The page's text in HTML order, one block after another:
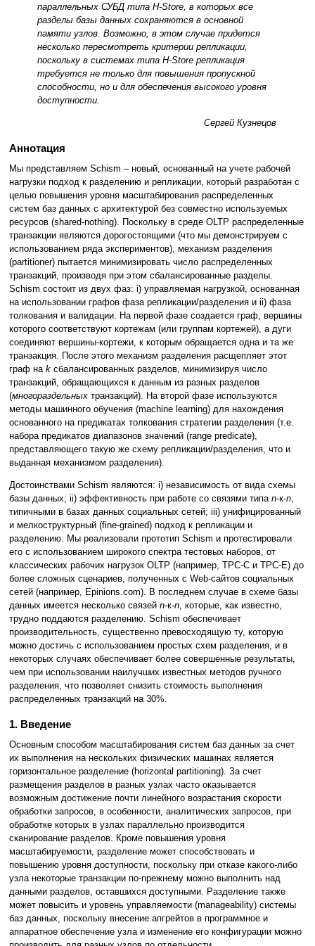
параллельных СУБД типа H-Store, в которых все
разделы базы данных сохраняются в основной
памяти узлов. Возможно, в этом случае придется
несколько пересмотреть критерии репликации,
поскольку в системах типа H-Store репликация
требуется не только для повышения пропускной
способности, но и для обеспечения высокого уровня
доступности.
Сергей Кузнецов
Аннотация
Мы представляем Schism – новый, основанный на учете рабочей
нагрузки подход к разделению и репликации, который разработан с
целью повышения уровня масштабирования распределенных
систем баз данных с архитектурой без совместно используемых
ресурсов (shared-nothing). Поскольку в среде OLTP распределенные
транзакции являются дорогостоящими (что мы демонстрируем с
использованием ряда экспериментов), механизм разделения
(partitioner) пытается минимизировать число распределенных
транзакций, производя при этом сбалансированные разделы.
Schism состоит из двух фаз: i) управляемая нагрузкой, основанная
на использовании графов фаза репликации/разделения и ii) фаза
толкования и валидации. На первой фазе создается граф, вершины
которого соответствуют кортежам (или группам кортежей), а дуги
соединяют вершины-кортежи, к которым обращается одна и та же
транзакция. После этого механизм разделения расщепляет этот
граф на k сбалансированных разделов, минимизируя число
транзакций, обращающихся к данным из разных разделов
(многораздельных транзакций). На второй фазе используются
методы машинного обучения (machine learning) для нахождения
основанного на предикатах толкования стратегии разделения (т.е.
набора предикатов диапазонов значений (range predicate),
представляющего такую же схему репликации/разделения, что и
выданная механизмом разделения).
Достоинствами Schism являются: i) независимость от вида схемы
базы данных; ii) эффективность при работе со связями типа n-к-n,
типичными в базах данных социальных сетей; iii) унифицированный
и мелкоструктурный (fine-grained) подход к репликации и
разделению. Мы реализовали прототип Schism и протестировали
его с использованием широкого спектра тестовых наборов, от
классических рабочих нагрузок OLTP (например, TPC-C и TPC-E) до
более сложных сценариев, полученных с Web-сайтов социальных
сетей (например, Epinions.com). В последнем случае в схеме базы
данных имеется несколько связей n-к-n, которые, как известно,
трудно поддаются разделению. Schism обеспечивает
производительность, существенно превосходящую ту, которую
можно достичь с использованием простых схем разделения, и в
некоторых случаях обеспечивает более совершенные результаты,
чем при использовании наилучших известных методов ручного
разделения, что позволяет снизить стоимость выполнения
распределенных транзакций на 30%.
1. Введение
Основным способом масштабирования систем баз данных за счет
их выполнения на нескольких физических машинах является
горизонтальное разделение (horizontal partitioning). За счет
размещения разделов в разных узлах часто оказывается
возможным достижение почти линейного возрастания скорости
обработки запросов, в особенности, аналитических запросов, при
обработке которых в узлах параллельно производится
сканирование разделов. Кроме повышения уровня
масштабируемости, разделение может способствовать и
повышению уровня доступности, поскольку при отказе какого-либо
узла некоторые транзакции по-прежнему можно выполнить над
данными разделов, оставшихся доступными. Разделение также
может повысить и уровень управляемости (manageability) системы
баз данных, поскольку внесение апгрейтов в программное и
аппаратное обеспечение узла и изменение его конфигурации можно